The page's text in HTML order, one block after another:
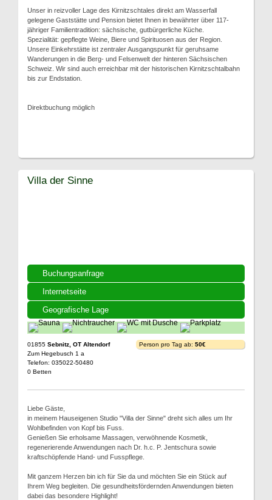
Unser in reizvoller Lage des Kirnitzschtales direkt am Wasserfall
gelegene Gaststätte und Pension bietet Ihnen in bewährter über 117-
jähriger Familientradition: sächsische, gutbürgerliche Küche.
Spezialität: gepflegte Weine, Biere und Spirituosen aus der Region.
Unsere Einkehrstätte ist zentraler Ausgangspunkt für geruhsame
Wanderungen in die Berg- und Felsenwelt der hinteren Sächsischen
Schweiz. Wir sind auch erreichbar mit der historischen Kirnitzschtalbahn
bis zur Endstation.
Direktbuchung möglich
Buchungsanfrage
Internetseite
Geografische Lage
Villa der Sinne
01855 Sebnitz, OT Altendorf
Zum Hegebusch 1 a
Telefon: 035022-50480
0 Betten
Person pro Tag ab: 50€
Liebe Gäste,
in meinem Hauseigenen Studio "Villa der Sinne" dreht sich alles um Ihr
Wohlbefinden von Kopf bis Fuss.
Genießen Sie erholsame Massagen, verwöhnende Kosmetik,
regenerierende Anwendungen nach Dr. h.c. P. Jentschura sowie
kraftschöpfende Hand- und Fusspflege.
Mit ganzem Herzen bin ich für Sie da und möchten Sie ein Stück auf
Ihrem Weg begleiten. Die gesundheitsfördernden Anwendungen bieten
dabei das besondere Highlight!